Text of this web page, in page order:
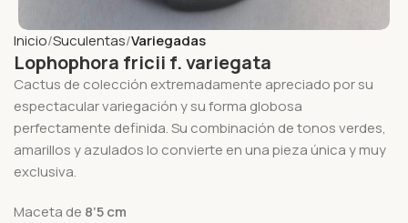
Inicio Suculentas Variegadas
Lophophora fricii f. variegata
Cactus de colección extremadamente apreciado por su
espectacular variegación y su forma globosa
perfectamente definida. Su combinación de tonos verdes,
amarillos y azulados lo convierte en una pieza única y muy
exclusiva.
Maceta de 8‘5cm